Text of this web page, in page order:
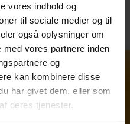
vores indhold og
til sociale medier og til
også oplysninger om
vores partnere inden
og
kan kombinere disse
har givet dem, eller som
deres tjenester.
12 79 20 •
• EAN:
29589968